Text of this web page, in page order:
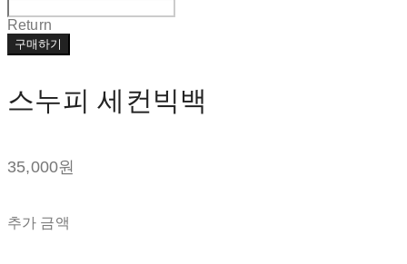
Return
구매하기
스누피 세컨빅백
35,000원
추가 금액